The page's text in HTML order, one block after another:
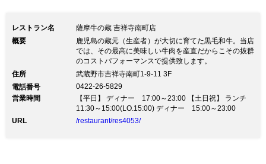
レストラン名
薩摩牛の蔵 吉祥寺南町店
概要
鹿児島の蔵元（生産者）が大切に育てた黒毛和牛。当店
では、その最高に美味しい牛肉を産直だからこその抜群
のコストパフォーマンスで提供致します。
住所
武蔵野市吉祥寺南町1-9-11 3F
電話番号
0422-26-5829
営業時間
【平日】 ディナー 17:00～23:00 【土日祝】 ランチ
11:30～15:00(LO.15:00) ディナー 15:00～23:00
URL
/restaurant/res4053/